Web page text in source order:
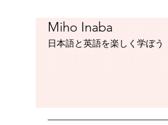
Miho Inaba
​日本語と英語を楽しく学ぼう